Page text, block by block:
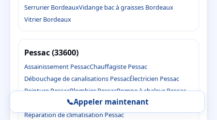
Serrurier BordeauxVidange bac à graisses Bordeaux
Vitrier Bordeaux
Pessac (33600)
Assainissement PessacChauffagiste Pessac
Débouchage de canalisations PessacÉlectricien Pessac
Peinture PessacPlombier PessacPompe à chaleur Pessac
Rénovation de salle de bain Pessac
Réparation de climatisation Pessac
📞Appeler maintenant